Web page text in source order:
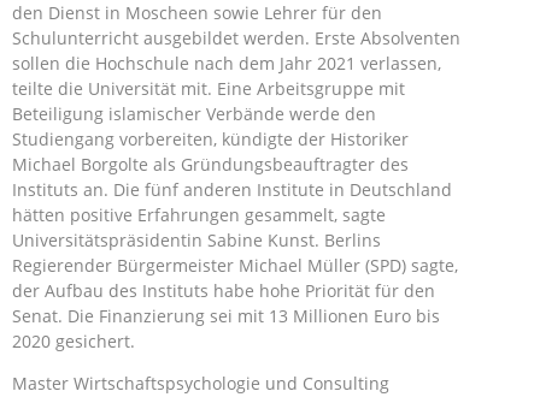
den Dienst in Moscheen sowie Lehrer für den
Schulunterricht ausgebildet werden. Erste Absolventen
sollen die Hochschule nach dem Jahr 2021 verlassen,
teilte die Universität mit. Eine Arbeitsgruppe mit
Beteiligung islamischer Verbände werde den
Studiengang vorbereiten, kündigte der Historiker
Michael Borgolte als Gründungsbeauftragter des
Instituts an. Die fünf anderen Institute in Deutschland
hätten positive Erfahrungen gesammelt, sagte
Universitätspräsidentin Sabine Kunst. Berlins
Regierender Bürgermeister Michael Müller (SPD) sagte,
der Aufbau des Instituts habe hohe Priorität für den
Senat. Die Finanzierung sei mit 13 Millionen Euro bis
2020 gesichert.
Master Wirtschaftspsychologie und Consulting